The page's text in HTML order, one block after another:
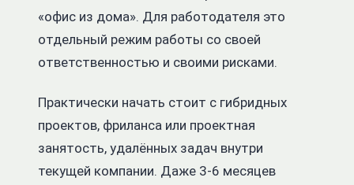
«офис из дома». Для работодателя это
отдельный режим работы со своей
ответственностью и своими рисками.
Практически начать стоит с гибридных
проектов, фриланса или проектная
занятость, удалённых задач внутри
текущей компании. Даже 3-6 месяцев